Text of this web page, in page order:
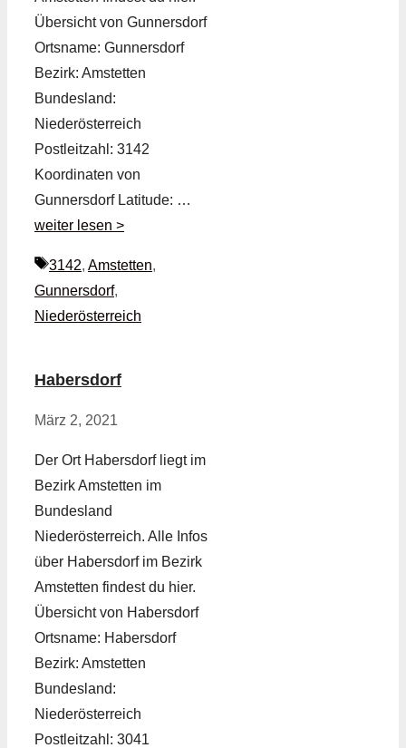
Übersicht von Gunnersdorf
Ortsname: Gunnersdorf
Bezirk: Amstetten
Bundesland:
Niederösterreich
Postleitzahl: 3142
Koordinaten von
Gunnersdorf Latitude: …
weiter lesen >
Schlagwörter
3142, Amstetten,
Gunnersdorf,
Niederösterreich
Habersdorf
März 2, 2021
Der Ort Habersdorf liegt im
Bezirk Amstetten im
Bundesland
Niederösterreich. Alle Infos
über Habersdorf im Bezirk
Amstetten findest du hier.
Übersicht von Habersdorf
Ortsname: Habersdorf
Bezirk: Amstetten
Bundesland:
Niederösterreich
Postleitzahl: 3041